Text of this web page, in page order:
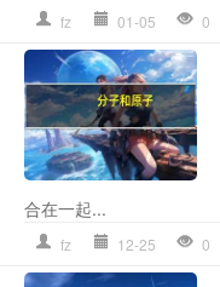
fz 01-05 0
合在一起...
fz 12-25 0